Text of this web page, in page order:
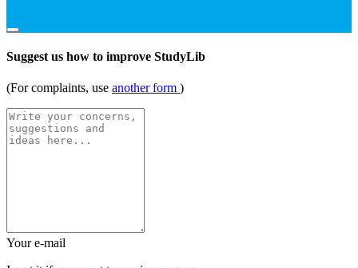
Suggest us how to improve StudyLib
(For complaints, use another form )
Your e-mail